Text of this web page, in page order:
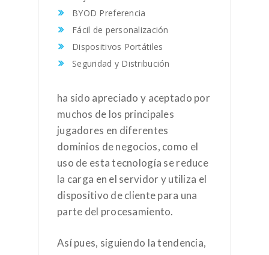
BYOD Preferencia
Fácil de personalización
Dispositivos Portátiles
Seguridad y Distribución
ha sido apreciado y aceptado por
muchos de los principales
jugadores en diferentes
dominios de negocios, como el
uso de esta tecnología se reduce
la carga en el servidor y utiliza el
dispositivo de cliente para una
parte del procesamiento.
Así pues, siguiendo la tendencia,